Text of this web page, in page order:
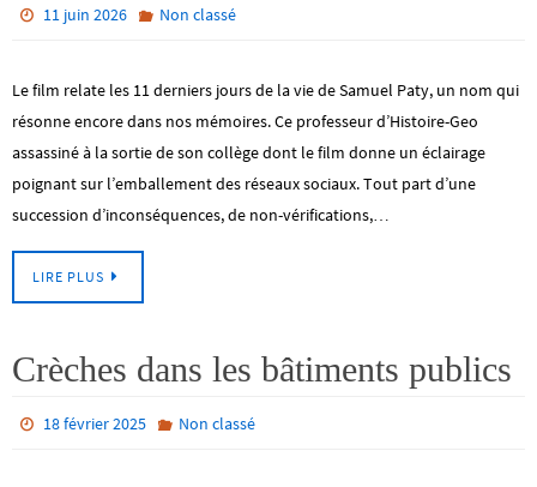
11 juin 2026 Non classé
Le film relate les 11 derniers jours de la vie de Samuel Paty, un nom qui
résonne encore dans nos mémoires. Ce professeur d’Histoire-Geo
assassiné à la sortie de son collège dont le film donne un éclairage
poignant sur l’emballement des réseaux sociaux. Tout part d’une
succession d’inconséquences, de non-vérifications,…
LIRE PLUS
Crèches dans les bâtiments publics
18 février 2025 Non classé